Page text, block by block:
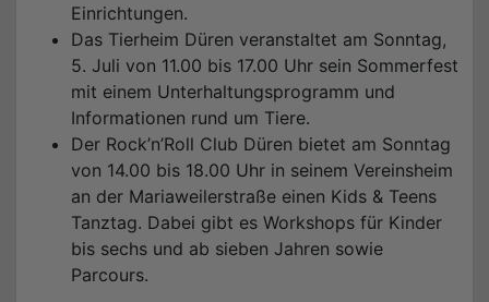
Einrichtungen.
Das Tierheim Düren veranstaltet am Sonntag,
5. Juli von 11.00 bis 17.00 Uhr sein Sommerfest
mit einem Unterhaltungsprogramm und
Informationen rund um Tiere.
Der Rock’n’Roll Club Düren bietet am Sonntag
von 14.00 bis 18.00 Uhr in seinem Vereinsheim
an der Mariaweilerstraße einen Kids & Teens
Tanztag. Dabei gibt es Workshops für Kinder
bis sechs und ab sieben Jahren sowie
Parcours.